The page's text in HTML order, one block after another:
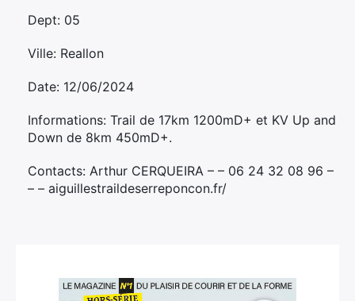
Dept: 05
Ville: Reallon
Date: 12/06/2024
Informations: Trail de 17km 1200mD+ et KV Up and
Down de 8km 450mD+.
Contacts: Arthur CERQUEIRA – – 06 24 32 08 96 –
– – aiguillestraildeserreponcon.fr/